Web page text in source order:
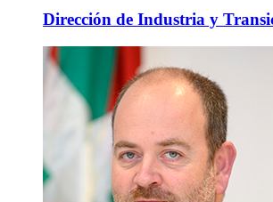
Dirección de Industria y